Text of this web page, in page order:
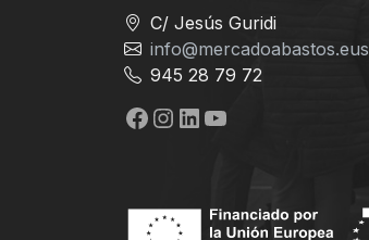
C/ Jesús Guridi
info@mercadoabastos.eus
945 28 79 72
Facebook
Instagram
LinkedIn
YouTube